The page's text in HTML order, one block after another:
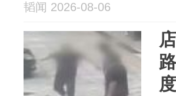
韬闻 2026-08-06